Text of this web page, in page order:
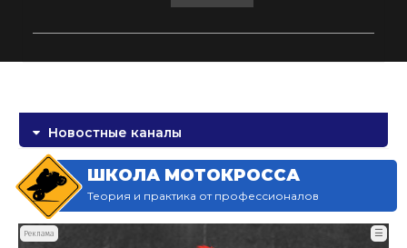
Новостные каналы
ШКОЛА МОТОКРОССА
Теория и практика от профессионалов
Реклама ☰